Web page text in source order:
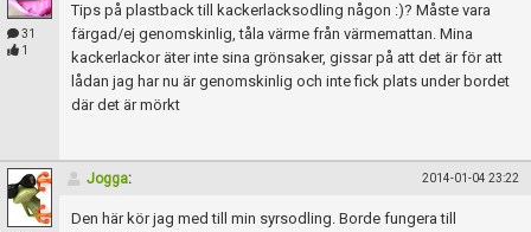
31
1
Tips på plastback till kackerlacksodling någon :)? Måste vara
färgad/ej genomskinlig, tåla värme från värmemattan. Mina
kackerlackor äter inte sina grönsaker, gissar på att det är för att
lådan jag har nu är genomskinlig och inte fick plats under bordet
där det är mörkt
Jogga: 2014-01-04 23:22
Den här kör jag med till min syrsodling. Borde fungera till
Lösenord: